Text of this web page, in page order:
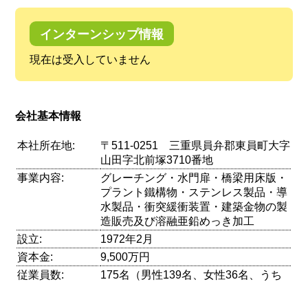
インターンシップ情報
現在は受入していません
会社基本情報
本社所在地:
〒511-0251 三重県員弁郡東員町大字
山田字北前塚3710番地
事業内容:
グレーチング・水門扉・橋梁用床版・
プラント鐵構物・ステンレス製品・導
水製品・衝突緩衝装置・建築金物の製
造販売及び溶融亜鉛めっき加工
設立:
1972年2月
資本金:
9,500万円
従業員数:
175名（男性139名、女性36名、うち